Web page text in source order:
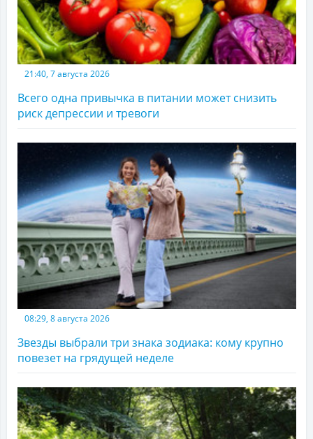
21:40, 7 августа 2026
Всего одна привычка в питании может снизить
риск депрессии и тревоги
08:29, 8 августа 2026
Звезды выбрали три знака зодиака: кому крупно
повезет на грядущей неделе